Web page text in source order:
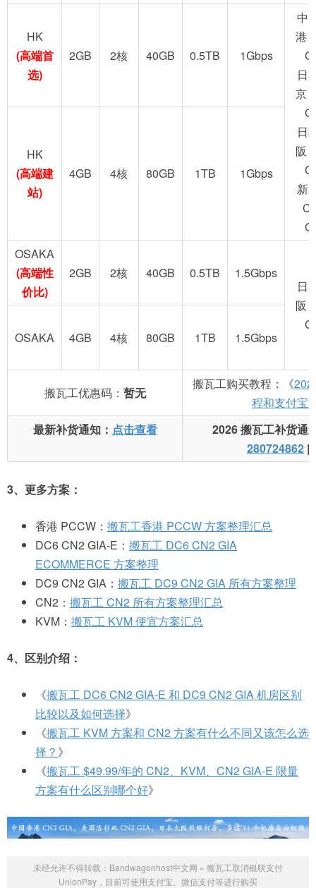
HK
(高端首
选)
2GB 2核 40GB 0.5TB 1Gbps
中
港
日
京
日
阪
新
HK
(高端建
站)
4GB 4核 80GB 1TB 1Gbps
OSAKA
(高端性
价比)
2GB 2核 40GB 0.5TB
1.5Gbps
日
阪
OSAKA
4GB 4核 80GB 1TB 1.5Gbps
搬瓦工优惠码： 暂无
搬瓦工购买教程：《
程和支付宝
最新补货通知： 点击查看
2026 搬瓦工补货通
280724862 |
3、更多方案：
香港 PCCW： 搬瓦工香港 PCCW 方案整理汇总
DC6 CN2 GIA-E： 搬瓦工 DC6 CN2 GIA
ECOMMERCE 方案整理
DC9 CN2 GIA： 搬瓦工 DC9 CN2 GIA 所有方案整理
CN2： 搬瓦工 CN2 所有方案整理汇总
KVM： 搬瓦工 KVM 便宜方案汇总
4、区别介绍：
《搬瓦工 DC6 CN2 GIA-E 和 DC9 CN2 GIA 机房区别
比较以及如何选择》
《搬瓦工 KVM 方案和 CN2 方案有什么不同又该怎么选
择？ 》
《搬瓦工 $49.99/年的 CN2、KVM、CN2 GIA-E 限量
方案有什么区别哪个好》
未经允许不得转载： Bandwagonhost中文网 » 搬瓦工取消银联支付
UnionPay，目前可使用支付宝、微信支付等进行购买